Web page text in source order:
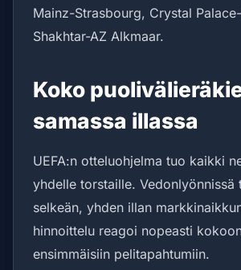
Mainz-Strasbourg, Crystal
Shakhtar-AZ Alkmaar.
Koko
samassa illassa
UEFA:n otteluohjelma tuo kaikki
yhdelle torstaille. Vedonlyönnissä
selkeän, yhden illan
hinnoittelu reagoi nopeasti
ensimmäisiin pelitapahtumiin.